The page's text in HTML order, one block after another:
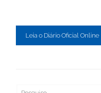
Leia o Diário Oficial Online